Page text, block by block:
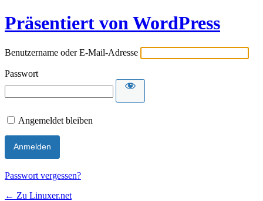
Präsentiert von WordPress
Benutzername oder E-Mail-Adresse
Passwort
Angemeldet bleiben
Passwort vergessen?
← Zu Linuxer.net